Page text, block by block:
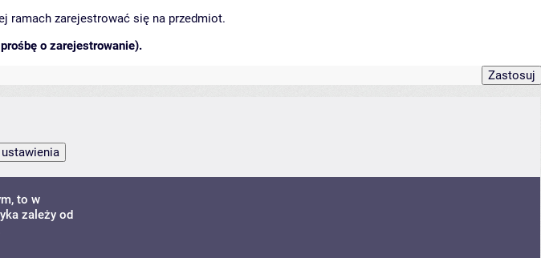
ramach zarejestrować się na przedmiot.
o zarejestrowanie).
to w
zależy od